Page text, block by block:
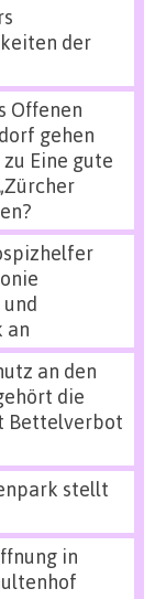
der
Offenen
gehen
zu Eine gute
an
an den
die
Bettelverbot
stellt
in